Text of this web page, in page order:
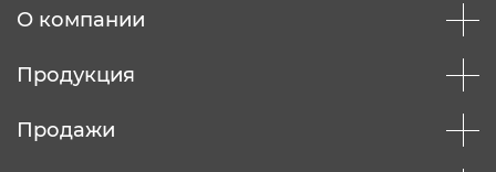
О компании
Продукция
Продажи